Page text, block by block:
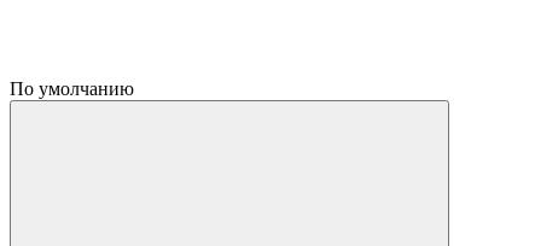
По умолчанию